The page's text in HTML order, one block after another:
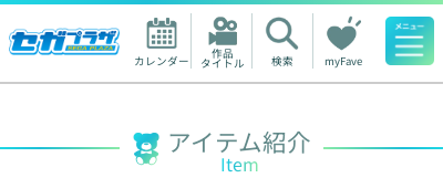
カレンダー 作品
タイトル 検索 myFave
人気ワード
アイテム紹介
Item